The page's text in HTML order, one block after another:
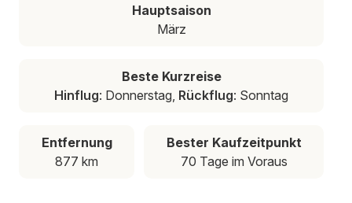
Hauptsaison
März
Beste Kurzreise
Hinflug: Donnerstag, Rückflug: Sonntag
Entfernung
877 km
Bester Kaufzeitpunkt
70 Tage im Voraus